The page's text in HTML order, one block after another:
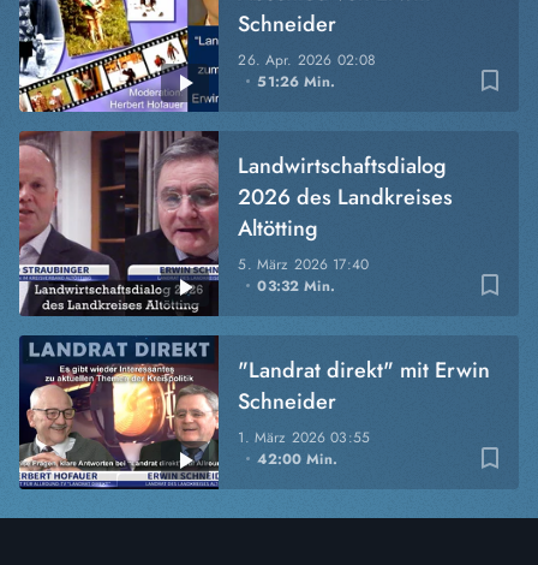
bookmark_border
26. Apr. 2026 02:08
51:26 Min.
Schneider
bookmark_border
5. März 2026 17:40
03:32 Min.
Landwirtschaftsdialog
2026 des Landkreises
Altötting
bookmark_border
1. März 202603:55
42:00 Min.
"Landrat direkt" mit Erwin
Schneider